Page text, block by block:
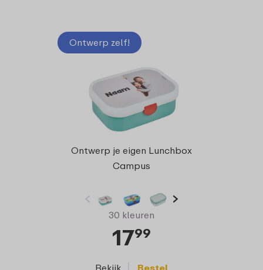
Ontwerp zelf!
Ontwerp je eigen Lunchbox
Campus
30 kleuren
1799
Bekijk Bestel